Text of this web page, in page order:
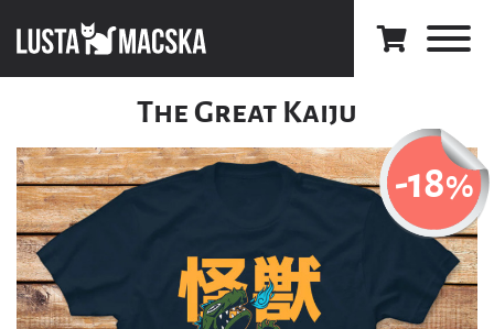
The Great Kaiju
-18%